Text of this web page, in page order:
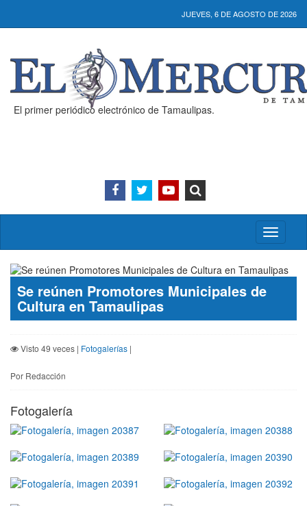
JUEVES, 6 DE AGOSTO DE 2026
El primer periódico electrónico de Tamaulipas.
Activar/
menú
Se reúnen Promotores Municipales de
Cultura en Tamaulipas
Visto 49 veces | Fotogalerías |
Por Redacción
Fotogalería